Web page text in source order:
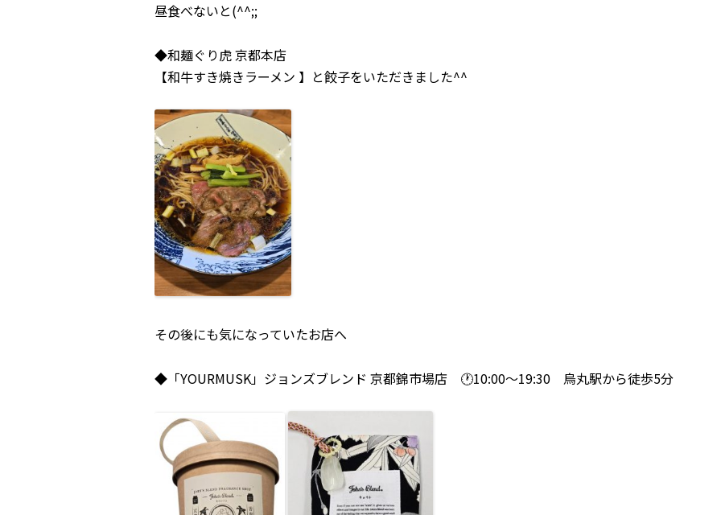
昼食べないと(^^;;
◆和麺ぐり虎 京都本店
【和牛すき焼きラーメン 】と餃子をいただきました^^
その後にも気になっていたお店へ
◆「YOURMUSK」ジョンズブレンド 京都錦市場店 🕐10:00～19:30 烏丸駅から徒歩5分